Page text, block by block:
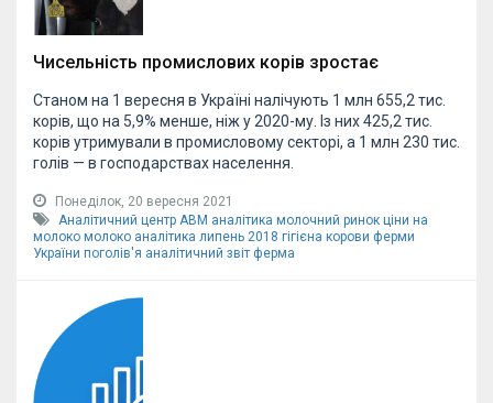
Чисельність промислових корів зростає
Станом на 1 вересня в Україні налічують 1 млн 655,2 тис.
корів, що на 5,9% менше, ніж у 2020-му. Із них 425,2 тис.
корів утримували в промисловому секторі, а 1 млн 230 тис.
голів — в господарствах населення.
Понеділок, 20 вересня 2021
Аналітичний центр АВМ аналітика молочний ринок ціни на
молоко молоко аналітика липень 2018 гігієна корови ферми
України поголів'я аналітичний звіт ферма